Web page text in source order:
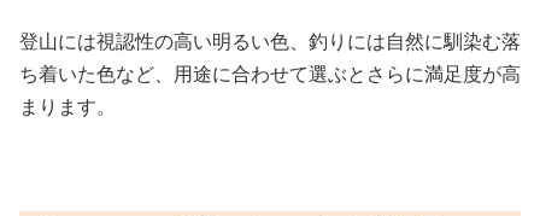
登山には視認性の高い明るい色、釣りには自然に馴染む落
ち着いた色など、用途に合わせて選ぶとさらに満足度が高
まります。